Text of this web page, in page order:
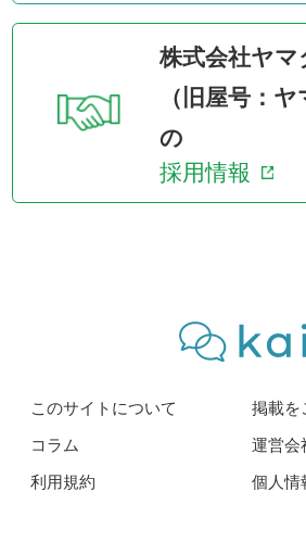
株式会社ヤマ
（旧屋号：ヤ
の
採用情報
このサイトについて
掲載を
コラム
運営会
利用規約
個人情